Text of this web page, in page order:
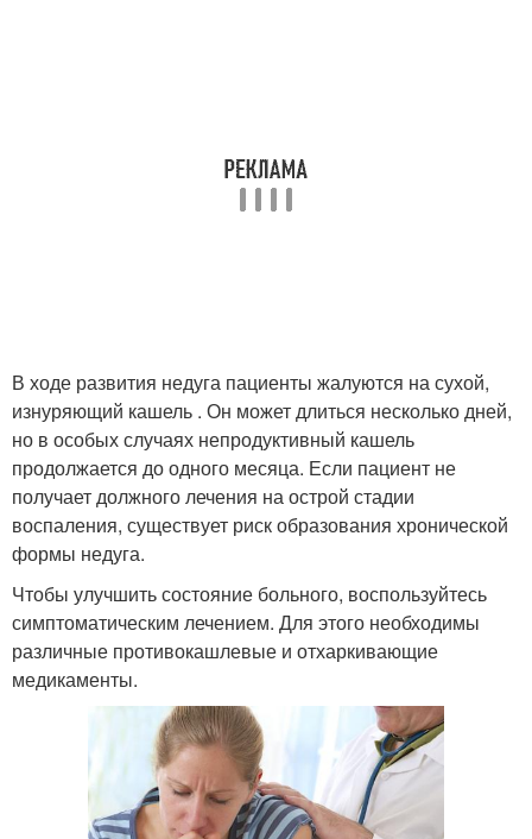
В ходе развития недуга пациенты жалуются на сухой,
изнуряющий кашель . Он может длиться несколько дней,
но в особых случаях непродуктивный кашель
продолжается до одного месяца. Если пациент не
получает должного лечения на острой стадии
воспаления, существует риск образования хронической
формы недуга.
Чтобы улучшить состояние больного, воспользуйтесь
симптоматическим лечением. Для этого необходимы
различные противокашлевые и отхаркивающие
медикаменты.